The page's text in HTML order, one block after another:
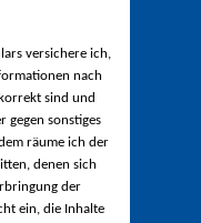
versichere ich,
nach
sind und
gegen sonstiges
räume ich der
denen sich
der
ein, die Inhalte